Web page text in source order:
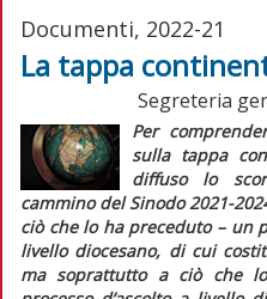
Documenti, 2022-21
La tappa
Segreteria
Per
sulla tappa
diffuso lo
cammino del Sinodo 2021-
ciò che lo ha preceduto – un
livello diocesano, di cui
ma soprattutto a ciò che